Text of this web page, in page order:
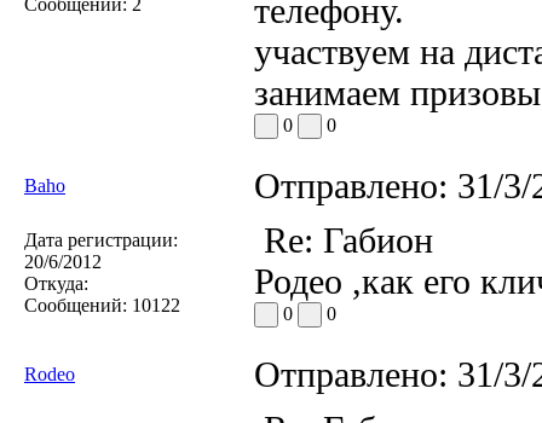
Сообщений: 2
телефону.
участвуем на
занимаем
0 0
Baho Отправлено: 31/
Дата регистрации:
20/6/2012
Откуда:
Сообщений: 10122
Re: Габион
Родео ,как его
0 0
Rodeo Отправлено: 31/